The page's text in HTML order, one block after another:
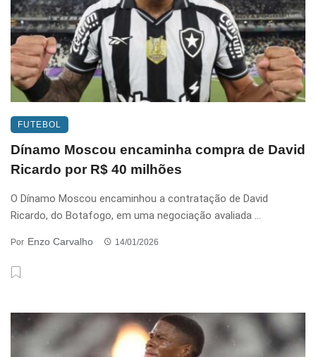
FUTEBOL
Dínamo Moscou encaminha compra de David
Ricardo por R$ 40 milhões
O Dínamo Moscou encaminhou a contratação de David
Ricardo, do Botafogo, em uma negociação avaliada ...
Por Enzo Carvalho 14/01/2026